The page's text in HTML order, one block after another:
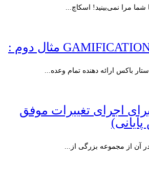
مرا نمی‌بینید! اسکاچ...
باکس ارائه دهنده تمام وعده...
برای اجرای تغییرات موفق
آن از مجموعه بزرگی از...